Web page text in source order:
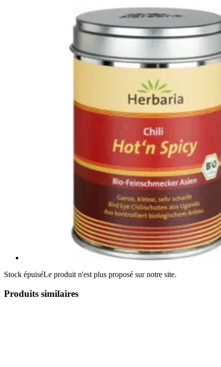
Stock épuiséLe produit n'est plus proposé sur notre site.
Produits similaires